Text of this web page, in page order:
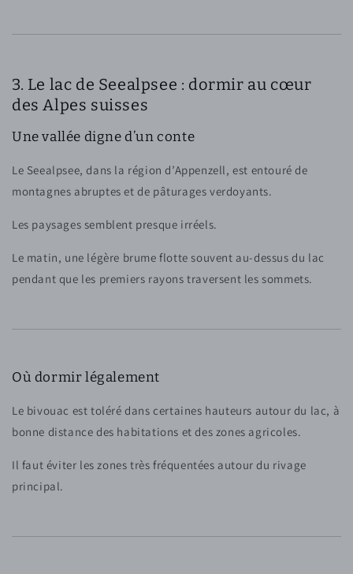
3. Le lac de Seealpsee : dormir au cœur
des Alpes suisses
Une vallée digne d’un conte
Le Seealpsee, dans la région d’Appenzell, est entouré de
montagnes abruptes et de pâturages verdoyants.
Les paysages semblent presque irréels.
Le matin, une légère brume flotte souvent au-dessus du lac
pendant que les premiers rayons traversent les sommets.
Où dormir légalement
Le bivouac est toléré dans certaines hauteurs autour du lac, à
bonne distance des habitations et des zones agricoles.
Il faut éviter les zones très fréquentées autour du rivage
principal.